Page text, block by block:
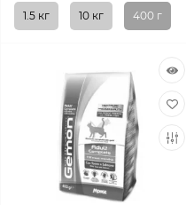
1.5 кг 10 кг 400 г